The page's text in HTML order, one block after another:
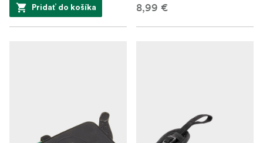
Pridať do košíka 8,99 €